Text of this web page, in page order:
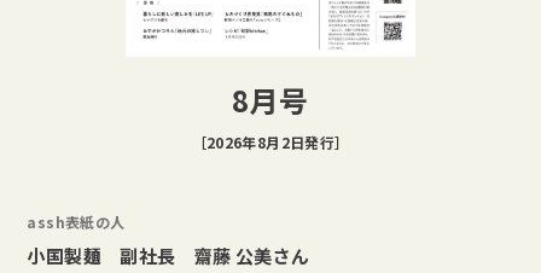
8月号
［2026年8月2日発行］
assh表紙の人
小国製麺 副社長 齋藤 公美さん